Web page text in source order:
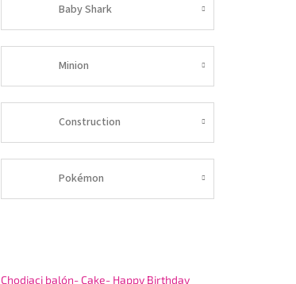
Baby Shark
Minion
Construction
Pokémon
Chodiaci balón- Cake- Happy Birthday